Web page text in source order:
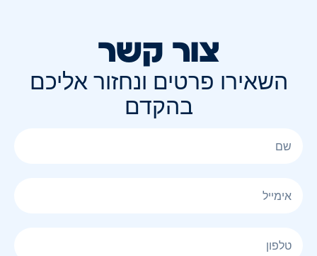
צור קשר
השאירו פרטים ונחזור אליכם
בהקדם